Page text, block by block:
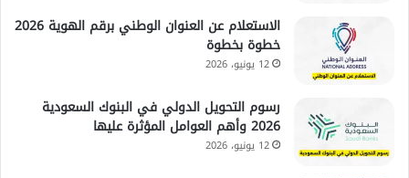
الاستعلام عن العنوان الوطني برقم الهوية 2026
خطوة بخطوة
12 يونيو، 2026
رسوم التحويل الدولي في البنوك السعودية
2026 وأهم العوامل المؤثرة عليها
12 يونيو، 2026